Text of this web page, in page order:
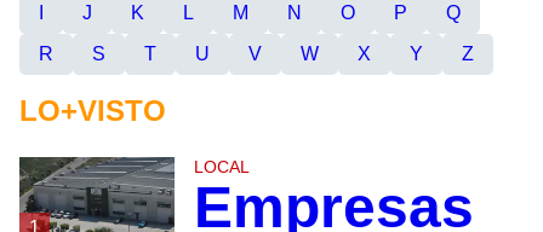
J K L M N O P
Q
R
S T U V W X Y Z
LO+VISTO
1
LOCAL
Empresas